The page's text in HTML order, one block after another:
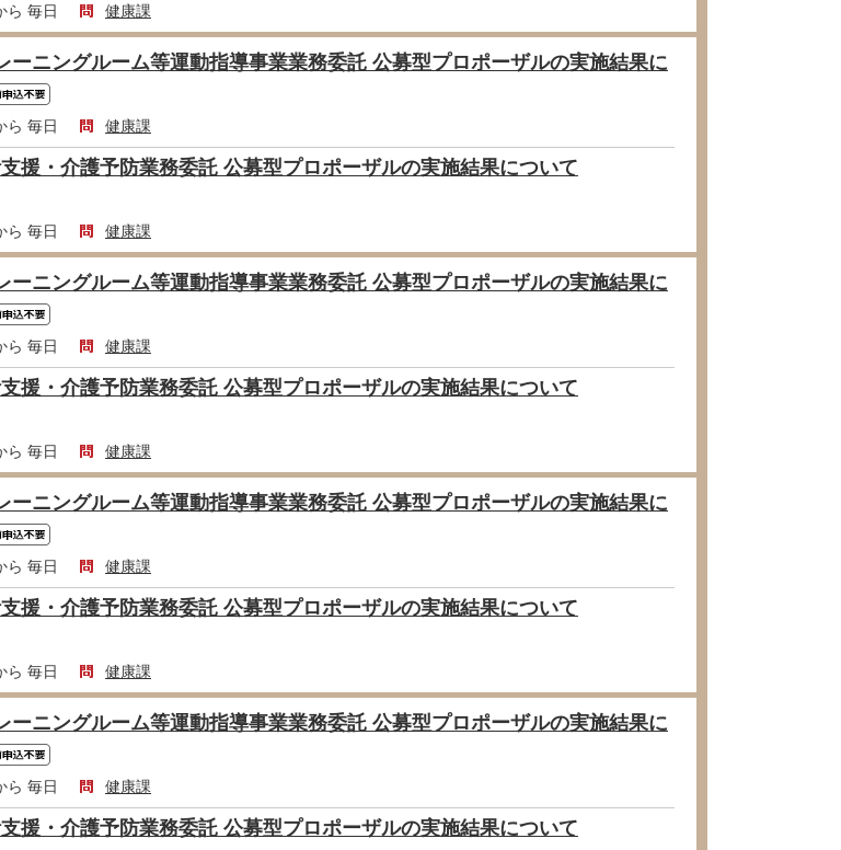
ら 毎日
健康課
ーニングルーム等運動指導事業業務委託 公募型プロポーザルの実施結果に
ら 毎日
健康課
援・介護予防業務委託 公募型プロポーザルの実施結果について
ら 毎日
健康課
ーニングルーム等運動指導事業業務委託 公募型プロポーザルの実施結果に
ら 毎日
健康課
援・介護予防業務委託 公募型プロポーザルの実施結果について
ら 毎日
健康課
ーニングルーム等運動指導事業業務委託 公募型プロポーザルの実施結果に
ら 毎日
健康課
援・介護予防業務委託 公募型プロポーザルの実施結果について
ら 毎日
健康課
ーニングルーム等運動指導事業業務委託 公募型プロポーザルの実施結果に
ら 毎日
健康課
援・介護予防業務委託 公募型プロポーザルの実施結果について